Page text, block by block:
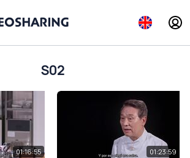
S02
01:16:55 01:23:59